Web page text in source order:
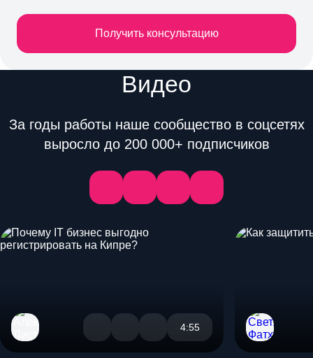
Получить консультацию
Видео
За годы работы наше сообщество в соцсетях
выросло до 200 000+ подписчиков
4:55